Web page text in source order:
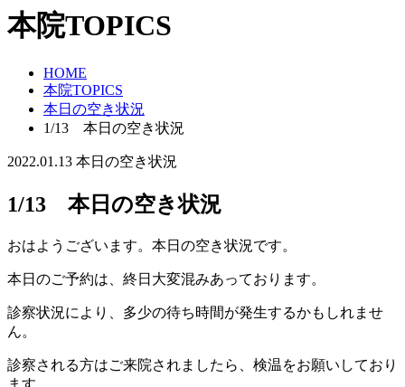
本院TOPICS
HOME
本院TOPICS
本日の空き状況
1/13 本日の空き状況
2022.01.13 本日の空き状況
1/13 本日の空き状況
おはようございます。本日の空き状況です。
本日のご予約は、終日大変混みあっております。
診察状況により、多少の待ち時間が発生するかもしれませ
ん。
診察される方はご来院されましたら、検温をお願いしており
ます。